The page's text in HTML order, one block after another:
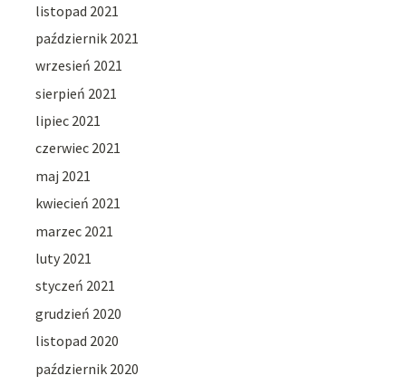
listopad 2021
październik 2021
wrzesień 2021
sierpień 2021
lipiec 2021
czerwiec 2021
maj 2021
kwiecień 2021
marzec 2021
luty 2021
styczeń 2021
grudzień 2020
listopad 2020
październik 2020